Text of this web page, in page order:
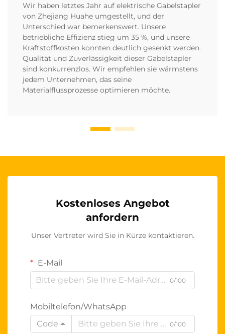
Wir haben letztes Jahr auf elektrische Gabelstapler
von Zhejiang Huahe umgestellt, und der
Unterschied war bemerkenswert. Unsere
betriebliche Effizienz stieg um 35 %, und unsere
Kraftstoffkosten konnten deutlich gesenkt werden.
Qualität und Zuverlässigkeit dieser Gabelstapler
sind konkurrenzlos. Wir empfehlen sie wärmstens
jedem Unternehmen, das seine
Materialflussprozesse optimieren möchte.
Kostenloses Angebot
anfordern
Unser Vertreter wird Sie in Kürze kontaktieren.
E-Mail
0/100
Mobiltelefon/WhatsApp
Code
0/100